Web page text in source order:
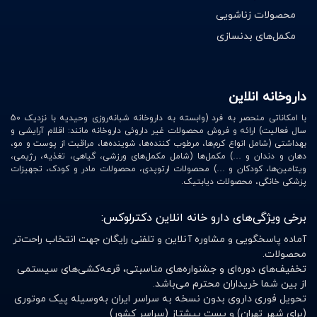
استفاده از جوراب مناسب:
مواد مرغوب در آن استفاده شده می‌تواند از ایجاد
استفاده از کرم ترک پا
محصولات مراقبت از پا مانند کرم ترک پا می‌تواند با سرعتی
بیشتری شما را از شرایط وخیم و دردناک پاهایتان رها سازد.
انتخاب یک کرم ترک پا مناسب با داشتن ترکیبات نرم کنندگی
پاهای شما خواهد شد.
در صورتی که ترک پاهای شما زیاد است بهتر است نسبت به
استفاده از روش‌های کلینیکی اقدام نمایید و در نهایت برای
مراقبت بیشتر و جلوگیری از ترک پا و یا بیشتر شدن ان از یک
کرم مناسب استفاده کنید.
محصولات زناشویی
مکمل‌های بدنسازی
داروخانه انلاین
با امکاناتی منحصر به فرد (وابسته به داروخانه شبانه‌روزی وحیدیه با نزدیک 50
سال فعالیت) ارائه و فروش محصولات غیر داروئی داروخانه مانند: اقلام آرایشی و
بهداشتی (شامل انواع کرم‌ها، مرطوب کننده‌ها، شوینده‌ها، مراقبت از پوست و مو،
دهان و دندان و …) مکمل‌ها (شامل مکمل‌های ورزشی، گیاهی، تغذیه، رژیمی،
ویتامین‌ها، کودکان و …) محصولات ارتوپدی، محصولات مادر و کودک، تجهیزات
پزشکی خانگی، محصولات دیابتیک.
برخی ویژگی‌های دارو خانه انلاین دکترلوکس:
آماده پاسخگویی و مشاوره آنلاین و تلفنی رایگان جهت انتخاب راحت‌تر
محصولات.
تخفیف‌های دوره‌ای و جشنواره‌های مناسبتی، قرعه‌کشی‌های سیستمی
از بین شما خریداران محترم می‌باشد.
تحویل فوری داروی بدون نسخه به سراسر ایران به‌وسیله پیک موتوری
(برای شهر تهران) و پست پیشتاز (سراسر کشور)